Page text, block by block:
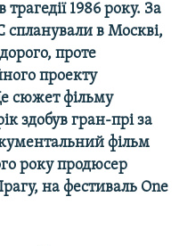
1986 року. За
спланували в Москві,
проте
проекту
сюжет фільму
здобув гран-прі за
фільм
року продюсер
на фестиваль One